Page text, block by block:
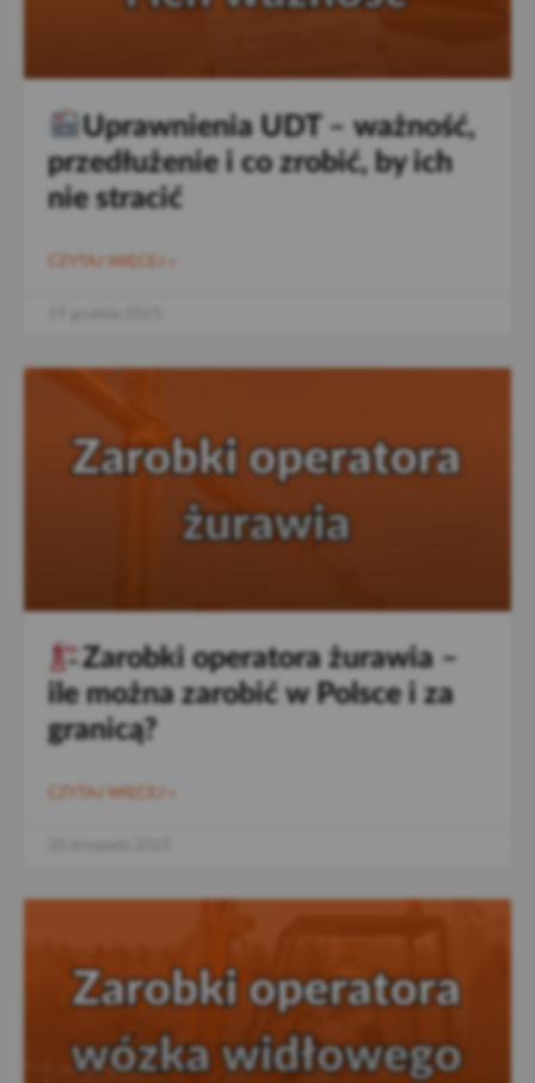
Uprawnienia UDT – ważność,
przedłużenie i co zrobić, by ich
nie stracić
Zarobki operatora żurawia –
ile można zarobić w Polsce i za
granicą?
CZYTAJ WIĘCEJ »